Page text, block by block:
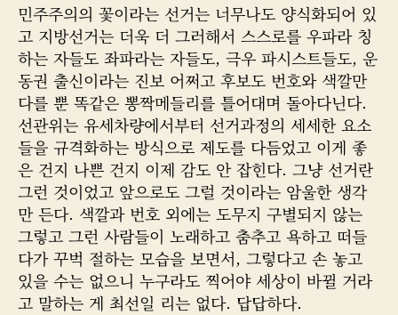
자
민주주의의 꽃이라는 선거는 너무나도 양식화되어 있
고 지방선거는 더욱 더 그러해서 스스로를 우파라 칭
하는 자들도 좌파라는 자들도, 극우 파시스트들도, 운
동권 출신이라는 진보 어쩌고 후보도 번호와 색깔만
다를 뿐 똑같은 뽕짝메들리를 틀어대며 돌아다닌다.
선관위는 유세차량에서부터 선거과정의 세세한 요소
들을 규격화하는 방식으로 제도를 다듬었고 이게 좋
은 건지 나쁜 건지 이제 감도 안 잡힌다. 그냥 선거란
그런 것이었고 앞으로도 그럴 것이라는 암울한 생각
만 든다. 색깔과 번호 외에는 도무지 구별되지 않는
그렇고 그런 사람들이 노래하고 춤추고 욕하고 떠들
다가 꾸벅 절하는 모습을 보면서, 그렇다고 손 놓고
있을 수는 없으니 누구라도 찍어야 세상이 바뀔 거라
고 말하는 게 최선일 리는 없다. 답답하다.